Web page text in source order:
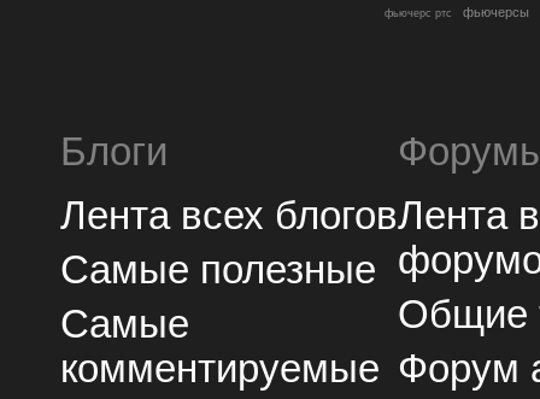
фьючерс ртс фьючерсы
Блоги
Лента всех блогов
Самые полезные
Самые
комментируемые
Лента
Общие
Форум